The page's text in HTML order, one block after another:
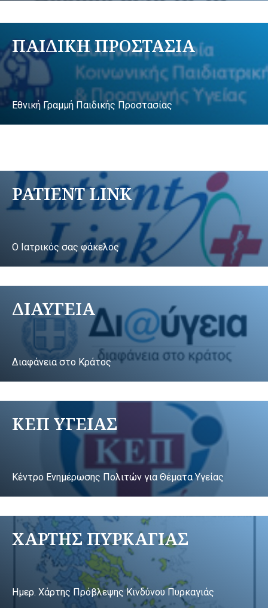
ΠΑΙΔΙΚΗ ΠΡΟΣΤΑΣΙΑ
Εθνική Γραμμή Παιδικής Προστασίας
PATIENT LINK
Ο Ιατρικός σας φάκελος
ΔΙΑΥΓΕΙΑ
Διαφάνεια στο Κράτος
ΚΕΠ ΥΓΕΙΑΣ
Κέντρο Ενημέρωσης Πολιτών για Θέματα Υγείας
ΧΑΡΤΗΣ ΠΥΡΚΑΓΙΑΣ
Ημερ. Χάρτης Πρόβλεψης Κινδύνου Πυρκαγιάς